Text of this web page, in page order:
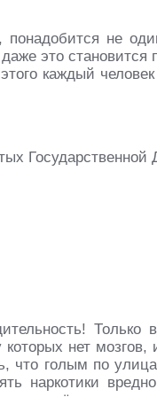
не
это
каждый
Только
нет
что голым по
наркотики